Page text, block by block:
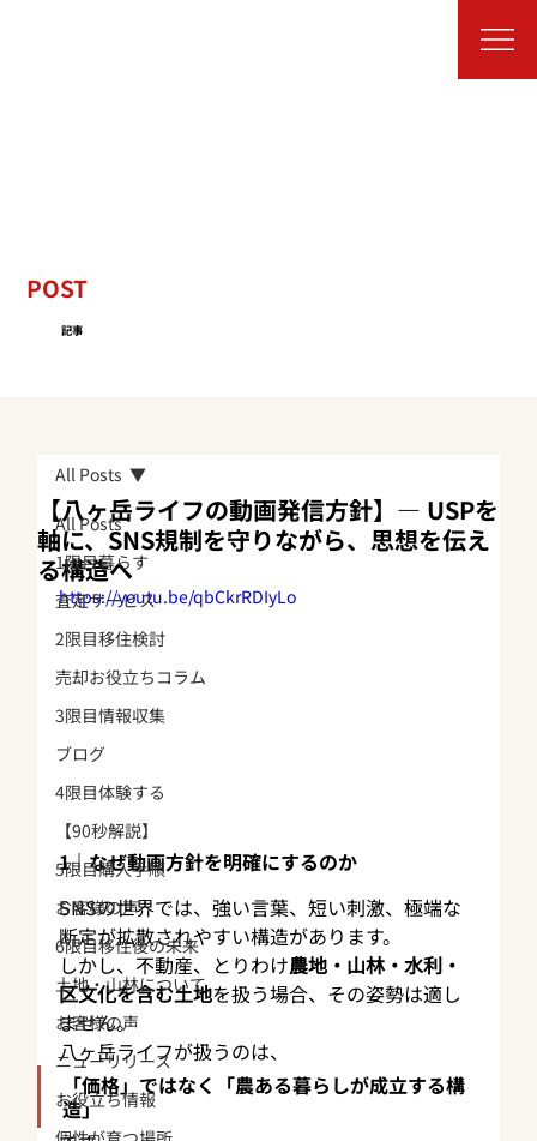
POST
記事
All Posts
1限目暮らす
査定サービス
2限目移住検討
売却お役立ちコラム
3限目情報収集
ブログ
4限目体験する
【90秒解説】
5限目購入手順
お客様の声
6限目移住後の未来
土地・山林について
お客様の声
ニューリリース
お役立ち情報
All Posts
【八ヶ岳ライフの動画発信方針】― USPを
軸に、SNS規制を守りながら、思想を伝え
る構造へ
https://youtu.be/qbCkrRDIyLo
1｜なぜ動画方針を明確にするのか
SNSの世界では、強い言葉、短い刺激、極端な
断定が拡散されやすい構造があります。
しかし、不動産、とりわけ農地・山林・水利・
区文化を含む土地を扱う場合、その姿勢は適し
ません。
八ヶ岳ライフが扱うのは、
「価格」ではなく「農ある暮らしが成立する構
造」